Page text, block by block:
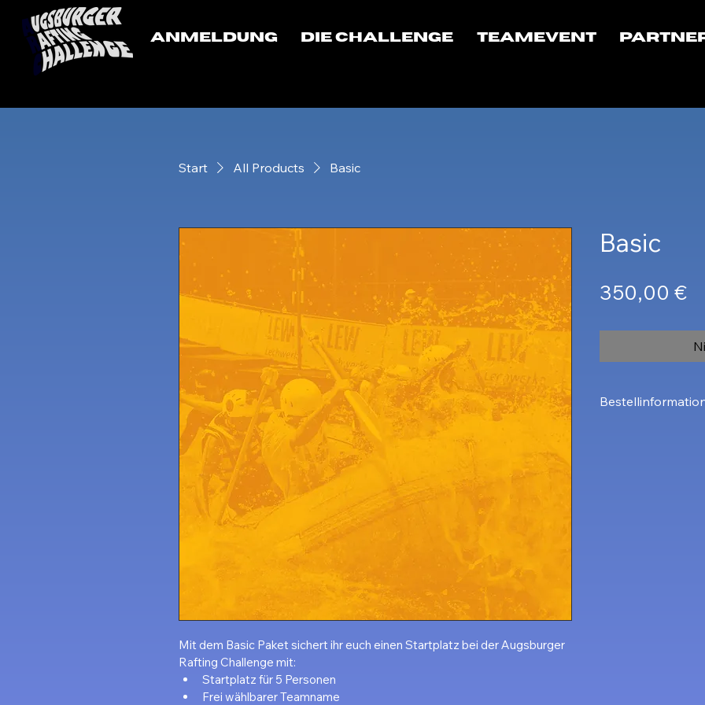
Anmeldung Die Challenge Teamevent
Start All Products Basic
Mit dem Basic Paket sichert ihr euch einen Startplatz bei der Augsburger
Rafting Challenge mit:
Startplatz für 5 Personen
Frei wählbarer Teamname
Basic
350,00 €